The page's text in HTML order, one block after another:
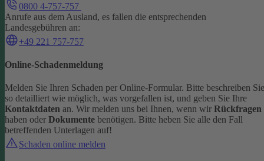
0800 4-757-757
Anrufe aus dem Ausland, es fallen die entsprechenden
Landesgebühren an:
+49 221 757-757
Online-Schadenmeldung
Melden Sie Ihren Schaden per Online-Formular. Bitte beschreiben Sie
so detailliert wie möglich, was vorgefallen ist, und geben Sie Ihre
Kontaktdaten an. Wir melden uns bei Ihnen, wenn wir Rückfragen
haben oder Dokumente benötigen. Bitte heben Sie alle den Fall
betreffenden Unterlagen auf!
Schaden online melden